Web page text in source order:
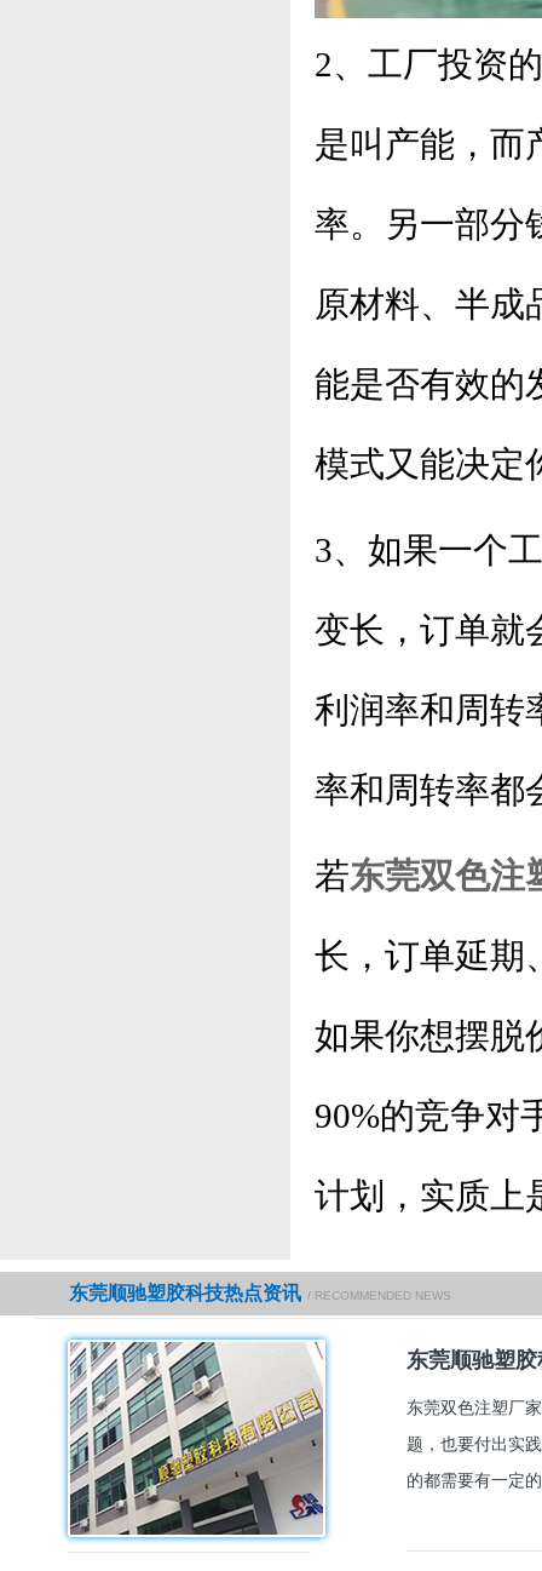
2、工厂投资
是叫产能，而
率。另一部分
原材料、半成
能是否有效的
模式又能决定
3、如果一个
变长，订单就
利润率和周转
率和周转率都
若东莞双色注
长，订单延期
如果你想摆脱
90%的竞争对
计划，实质上
东莞顺驰塑胶科技热点资讯 / RECOMMENDED NEWS
东莞顺驰塑
东莞双色注塑厂
题，也要付出实
的都需要有一定